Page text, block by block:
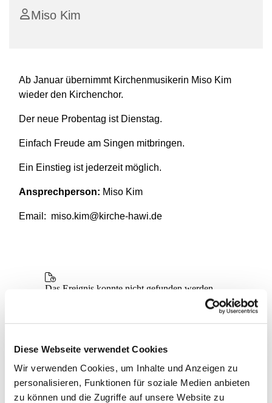
Diese Webseite verwendet Cookies
Wir verwenden Cookies, um Inhalte und Anzeigen zu
personalisieren, Funktionen für soziale Medien anbieten
zu können und die Zugriffe auf unsere Website zu
Miso Kim
Ab Januar übernimmt Kirchenmusikerin Miso Kim
wieder den Kirchenchor.
Der neue Probentag ist Dienstag.
Einfach Freude am Singen mitbringen.
Ein Einstieg ist jederzeit möglich.
Ansprechperson: Miso Kim
Email: miso.kim@kirche-hawi.de